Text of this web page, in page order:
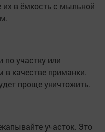
в ёмкость с мыльной
по участку или
в качестве приманки.
проще уничтожить.
участок. Это